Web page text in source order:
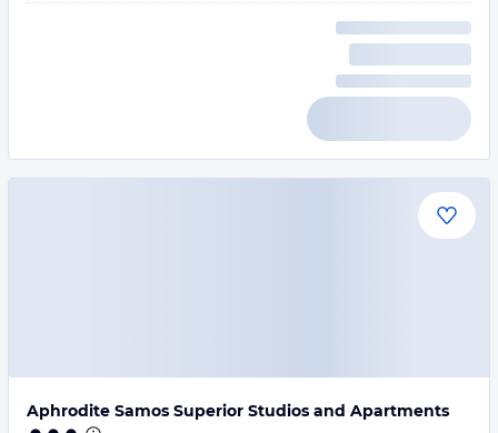
Aphrodite Samos Superior Studios and Apartments